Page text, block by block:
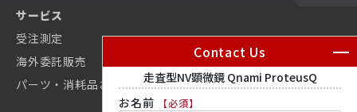
カスタム原子間力顕微鏡 NaniteAFM
カスタム原子間力顕微鏡(AFM)システム
超高感度カー効果測定装置 NanoMOKE3®
DC配線用ローパスフィルタ
Proteox2次インサート
Contact Us
お名前 【必須】
サービス
受注測定
海外委託販売
パーツ・消耗品お見積依頼